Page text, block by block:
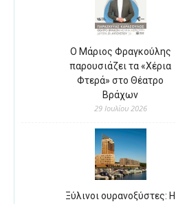
Ο Μάριος Φραγκούλης
παρουσιάζει τα «Χέρια
Φτερά» στο Θέατρο
Βράχων
29 Ιουλίου 2026
Ξύλινοι ουρανοξύστες: Η